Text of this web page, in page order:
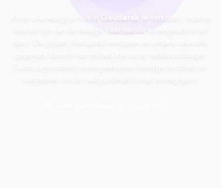
Als je overweegt je huis in Gouderak te verkopen, moet je
bewust zijn van de huidige staat van de woningmarkt in dit